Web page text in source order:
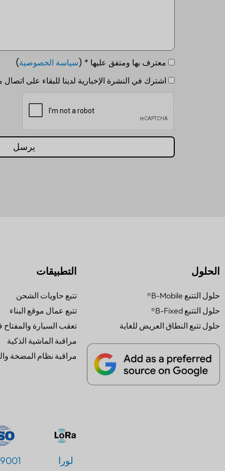
معترف بها ومتفق عليها * (سياسة الخصوصية)
اشترك في النشرة الإخبارية لدينا للبقاء على اتصال
يرسل
الحلول
حلول التتبع B-Mobile®
حلول التتبع B-Fixed®
حلول تتبع النطاق العريض للغاية
التطبيقات
تتبع حاويات الشحن
تتبع عمال موقع البناء
تعقب السيارة والمفتاح
مراقبة الماشية الذكية
مراقبة نظام المضخة
لورا